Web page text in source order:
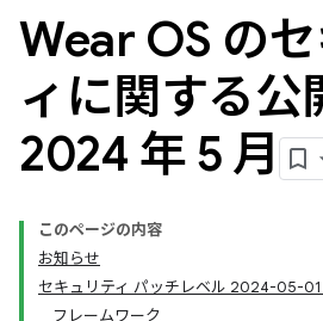
Wear OS の
ィに関する公
2024 年 5 月
このページの内容
お知らせ
セキュリティ パッチレベル 2024-05-
フレームワーク